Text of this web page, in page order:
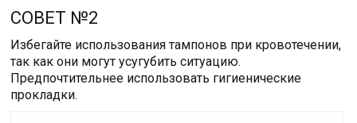
СОВЕТ №2
Избегайте использования тампонов при кровотечении,
так как они могут усугубить ситуацию.
Предпочтительнее использовать гигиенические
прокладки.